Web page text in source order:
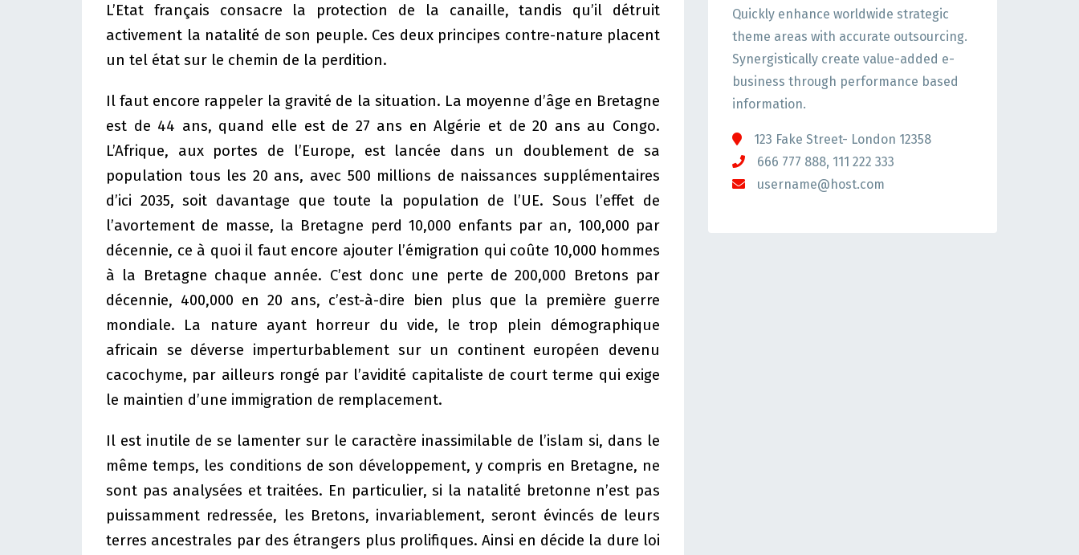
L’Etat français consacre la protection de la canaille, tandis qu’il détruit
activement la natalité de son peuple. Ces deux principes contre-nature placent
un tel état sur le chemin de la perdition.
Il faut encore rappeler la gravité de la situation. La moyenne d’âge en Bretagne
est de 44 ans, quand elle est de 27 ans en Algérie et de 20 ans au Congo.
L’Afrique, aux portes de l’Europe, est lancée dans un doublement de sa
population tous les 20 ans, avec 500 millions de naissances supplémentaires
d’ici 2035, soit davantage que toute la population de l’UE. Sous l’effet de
l’avortement de masse, la Bretagne perd 10,000 enfants par an, 100,000 par
décennie, ce à quoi il faut encore ajouter l’émigration qui coûte 10,000 hommes
à la Bretagne chaque année. C’est donc une perte de 200,000 Bretons par
décennie, 400,000 en 20 ans, c’est-à-dire bien plus que la première guerre
mondiale. La nature ayant horreur du vide, le trop plein démographique
africain se déverse imperturbablement sur un continent européen devenu
cacochyme, par ailleurs rongé par l’avidité capitaliste de court terme qui exige
le maintien d’une immigration de remplacement.
Il est inutile de se lamenter sur le caractère inassimilable de l’islam si, dans le
même temps, les conditions de son développement, y compris en Bretagne, ne
sont pas analysées et traitées. En particulier, si la natalité bretonne n’est pas
puissamment redressée, les Bretons, invariablement, seront évincés de leurs
terres ancestrales par des étrangers plus prolifiques. Ainsi en décide la dure loi
Quickly enhance worldwide strategic
theme areas with accurate outsourcing.
Synergistically create value-added e-
business through performance based
information.
123 Fake Street- London 12358
666 777 888, 111 222 333
username@host.com